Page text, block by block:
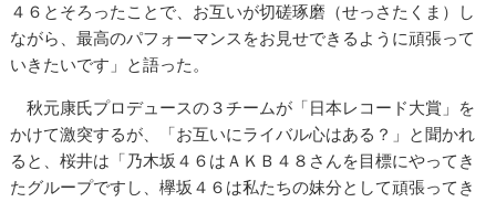
４６とそろったことで、お互いが切磋琢磨（せっさたくま）し
ながら、最高のパフォーマンスをお見せできるように頑張って
いきたいです」と語った。
秋元康氏プロデュースの３チームが「日本レコード大賞」を
かけて激突するが、「お互いにライバル心はある？」と聞かれ
ると、桜井は「乃木坂４６はＡＫＢ４８さんを目標にやってき
たグループですし、欅坂４６は私たちの妹分として頑張ってき